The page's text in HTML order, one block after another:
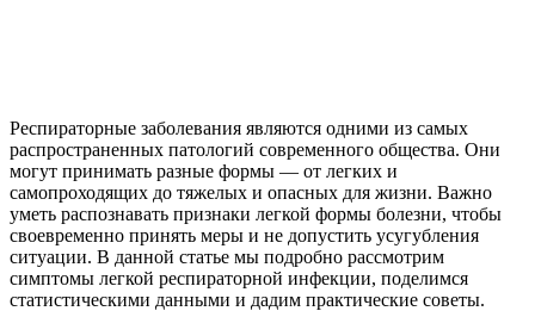
Респираторные заболевания являются одними из самых
распространенных патологий современного общества. Они
могут принимать разные формы — от легких и
самопроходящих до тяжелых и опасных для жизни. Важно
уметь распознавать признаки легкой формы болезни, чтобы
своевременно принять меры и не допустить усугубления
ситуации. В данной статье мы подробно рассмотрим
симптомы легкой респираторной инфекции, поделимся
статистическими данными и дадим практические советы.